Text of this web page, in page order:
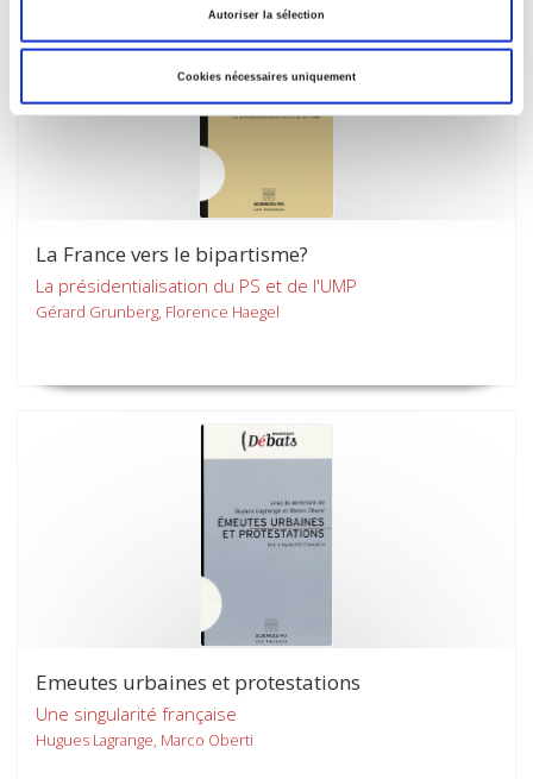
Autoriser la sélection
Cookies nécessaires uniquement
La France vers le bipartisme?
La présidentialisation du PS et de l'UMP
Gérard Grunberg, Florence Haegel
Emeutes urbaines et protestations
Une singularité française
Hugues Lagrange, Marco Oberti